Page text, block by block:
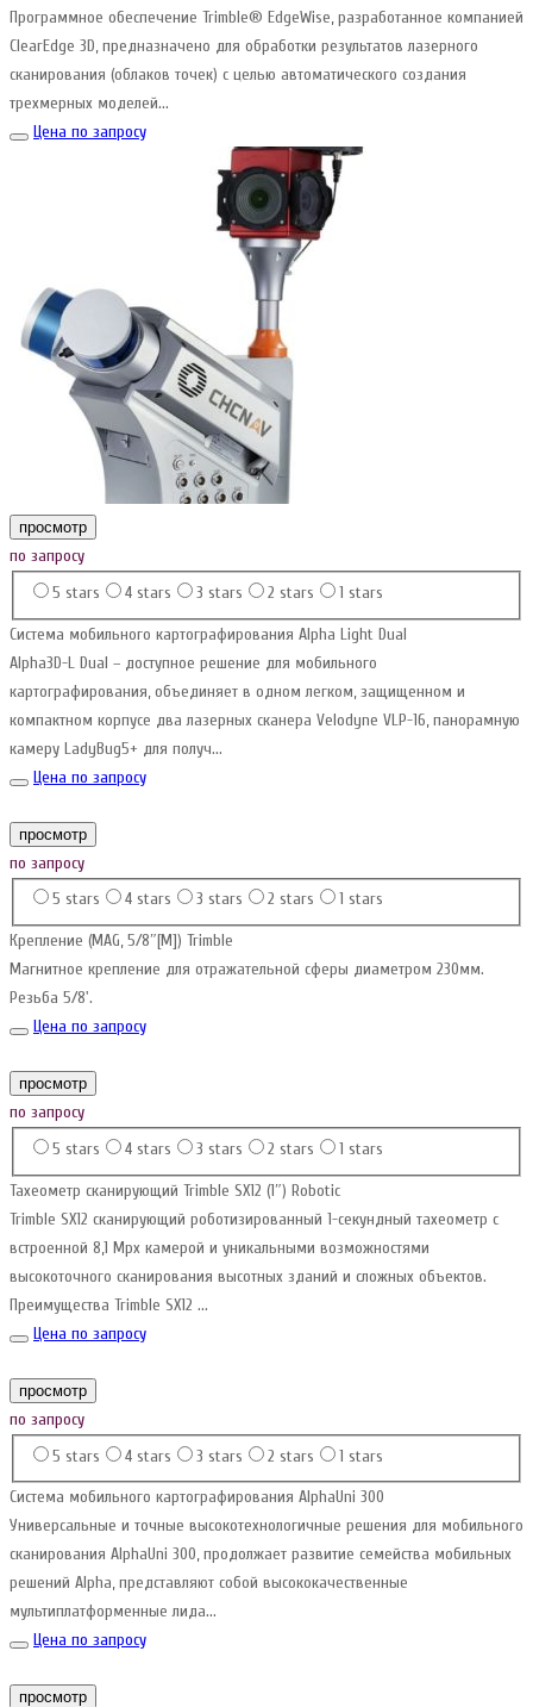
Программное обеспечение Trimble® EdgeWise, разработанное компанией
ClearEdge 3D, предназначено для обработки результатов лазерного
сканирования (облаков точек) с целью автоматического создания
трехмерных моделей...
Цена по запросу
просмотр
по запросу
5 stars
4 stars 3 stars 2 stars 1 stars
Система мобильного картографирования Alpha Light Dual
Alpha3D-L Dual – доступное решение для мобильного
картографирования, объединяет в одном легком, защищенном и
компактном корпусе два лазерных сканера Velodyne VLP-16, панорамную
камеру LadyBug5+ для получ...
Цена по запросу
просмотр
по запросу
5 stars
4 stars 3 stars 2 stars 1 stars
Крепление (MAG, 5/8″[M]) Trimble
Магнитное крепление для отражательной сферы диаметром 230мм.
Резьба 5/8'.
Цена по запросу
просмотр
по запросу
5 stars
4 stars 3 stars 2 stars 1 stars
Тахеометр сканирующий Trimble SX12 (1″) Robotic
Trimble SX12 сканирующий роботизированный 1-секундный тахеометр с
встроенной 8,1 Mpx камерой и уникальными возможностями
высокоточного сканирования высотных зданий и сложных объектов.
Преимущества Trimble SX12 ...
Цена по запросу
просмотр
по запросу
5 stars
4 stars 3 stars 2 stars 1 stars
Система мобильного картографирования AlphaUni 300
Универсальные и точные высокотехнологичные решения для мобильного
сканирования AlphaUni 300, продолжает развитие семейства мобильных
решений Alpha, представляют собой высококачественные
мультиплатформенные лида...
Цена по запросу
просмотр